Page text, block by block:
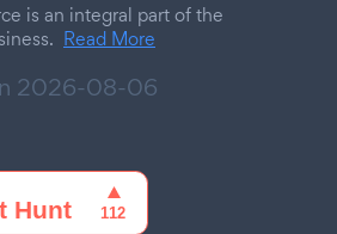
is an integral part of the
Read More
2026-08-06